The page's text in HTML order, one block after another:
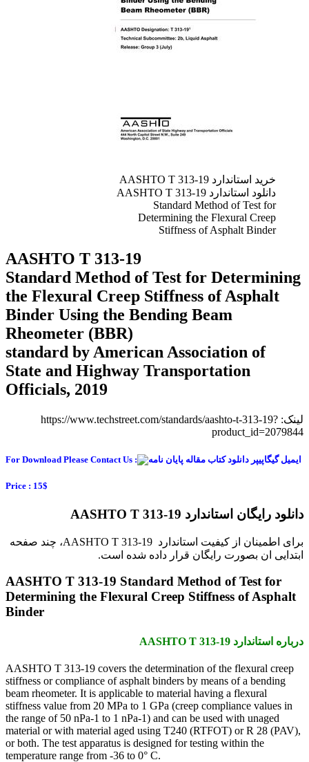
خرید استاندارد AASHTO T 313-19
دانلود استاندارد AASHTO T 313-19
Standard Method of Test for
Determining the Flexural Creep
Stiffness of Asphalt Binder
AASHTO T 313-19
Standard Method of Test for Determining
the Flexural Creep Stiffness of Asphalt
Binder Using the Bending Beam
Rheometer (BBR)
standard by American Association of
State and Highway Transportation
Officials, 2019
لینک: https://www.techstreet.com/standards/aashto-t-313-19?
product_id=2079844
For Download Please Contact Us :
Price : 15$
دانلود رایگان استاندارد AASHTO T 313-19
برای اطمینان از کیفیت استاندارد AASHTO T 313-19، چند صفحه
ابتدایی ان بصورت رایگان قرار داده شده است.
AASHTO T 313-19 Standard Method of Test for
Determining the Flexural Creep Stiffness of Asphalt
Binder
درباره استاندارد AASHTO T 313-19
AASHTO T 313-19 covers the determination of the flexural creep
stiffness or compliance of asphalt binders by means of a bending
beam rheometer. It is applicable to material having a flexural
stiffness value from 20 MPa to 1 GPa (creep compliance values in
the range of 50 nPa-1 to 1 nPa-1) and can be used with unaged
material or with material aged using T240 (RTFOT) or R 28 (PAV),
or both. The test apparatus is designed for testing within the
temperature range from -36 to 0° C.